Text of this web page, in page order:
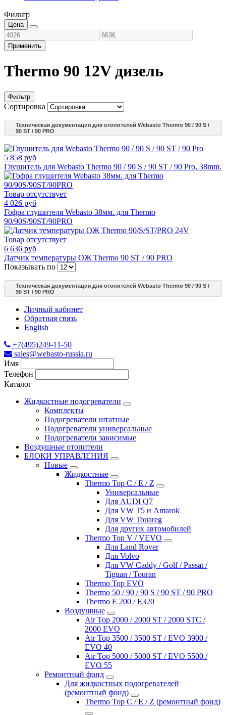
Фильтр
Цена
Применить
Thermo 90 12V дизель
Фильтр
Сортировка
Техническая документация для отопителей Webasto Thermo 90 / 90 S /
90 ST / 90 PRO
5 858 руб
Глушитель для Webasto Thermo 90 / 90 S / 90 ST / 90 Pro, 38mm.
Товар отсутствует
4 026 руб
Гофра глушителя Webasto 38мм. для Thermo
90/90S/90ST/90PRO
Товар отсутствует
6 636 руб
Датчик температуры ОЖ Thermo 90 ST / 90 PRO
Показывать по
Техническая документация для отопителей Webasto Thermo 90 / 90 S /
90 ST / 90 PRO
Личный кабинет
Обратная связь
English
+7(495)249-11-50
sales@webasto-russia.ru
Имя
Телефон
Каталог
Жидкостные подогреватели
Комплекты
Подогреватели штатные
Подогреватели универсальные
Подогреватели зависимые
Воздушные отопители
БЛОКИ УПРАВЛЕНИЯ
Новые
Жидкостные
Thermo Top C / E / Z
Универсальные
Для AUDI Q7
Для VW T5 и Amarok
Для VW Touareg
Для других автомобилей
Thermo Top V / VEVO
Для Land Rover
Для Volvo
Для VW Caddy / Golf / Passat /
Tiguan / Touran
Thermo Top EVO
Thermo 50 / 90 / 90 S / 90 ST / 90 PRO
Thermo E 200 / E320
Воздушные
Air Top 2000 / 2000 ST / 2000 STC /
2000 EVO
Air Top 3500 / 3500 ST / EVO 3900 /
EVO 40
Air Top 5000 / 5000 ST / EVO 5500 /
EVO 55
Ремонтный фонд
Для жидкостных подогревателей
(ремонтный фонд)
Thermo Top C / E / Z (ремонтный фонд)